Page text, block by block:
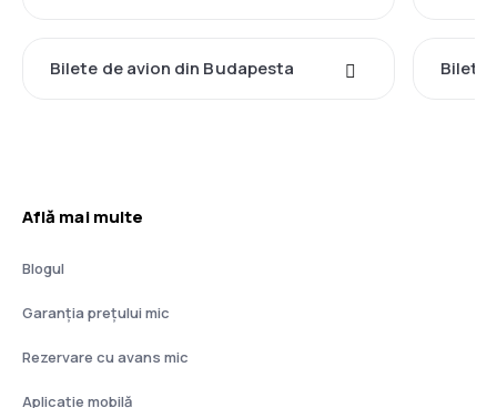
Bilete de avion din Budapesta Bilete
Află mai multe
Blogul
Garanția prețului mic
Rezervare cu avans mic
Aplicație mobilă